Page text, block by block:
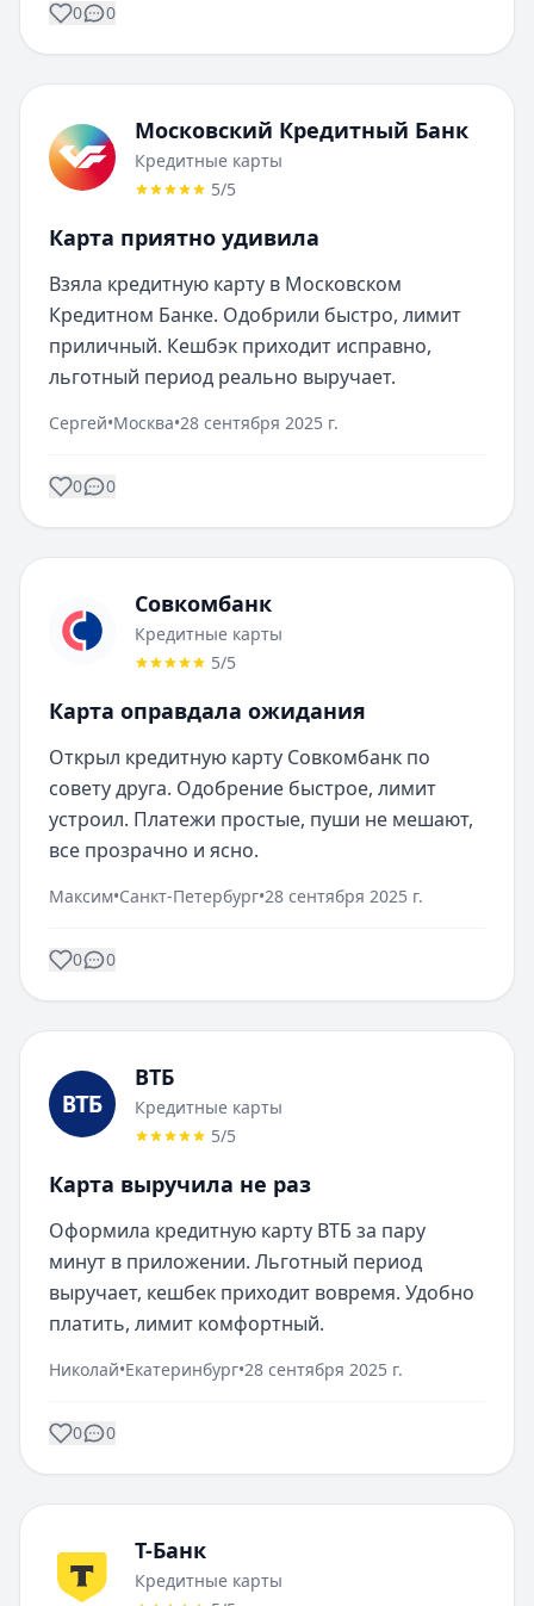
0 0
Московский Кредитный Банк
Кредитные карты
5/5
Карта приятно удивила
Взяла кредитную карту в Московском
Кредитном Банке. Одобрили быстро, лимит
приличный. Кешбэк приходит исправно,
льготный период реально выручает.
Сергей•Москва•28 сентября 2025 г.
0 0
Совкомбанк
Кредитные карты
5/5
Карта оправдала ожидания
Открыл кредитную карту Совкомбанк по
совету друга. Одобрение быстрое, лимит
устроил. Платежи простые, пуши не мешают,
все прозрачно и ясно.
Максим•Санкт-Петербург•28 сентября 2025 г.
0 0
ВТБ
Кредитные карты
5/5
Карта выручила не раз
Оформила кредитную карту ВТБ за пару
минут в приложении. Льготный период
выручает, кешбек приходит вовремя. Удобно
платить, лимит комфортный.
Николай•Екатеринбург•28 сентября 2025 г.
0 0
Т-Банк
Кредитные карты